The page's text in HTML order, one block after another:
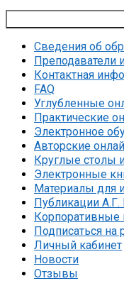
Сведения об
Преподаватели
Контактная
FAQ
Углубленные
Практические
Электронное
Авторские
Круглые столы
Электронные
Материалы для
Публикации А.Г.
Подписаться на
Личный кабинет
Новости
Отзывы